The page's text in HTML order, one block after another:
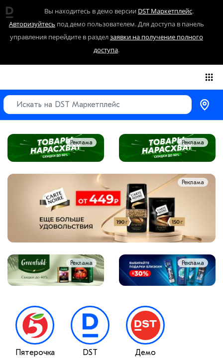
Вы находитесь в демо версии DST Маркетплейс.
Авторизуйтесь под демо пользователем. Для доступа в панель
управления перейдите в разделзаявки на получение полного
доступа.
Реклама Реклама
Реклама
Реклама Реклама
Пятерочка
DST
Демо